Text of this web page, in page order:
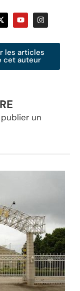
les articles
cet auteur
un